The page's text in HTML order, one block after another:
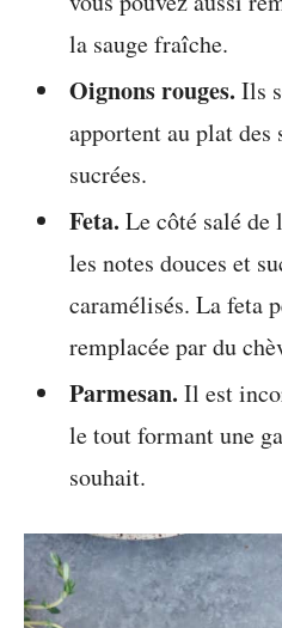
la sauge fraîche.
Oignons rouges. Ils
apportent au plat des
sucrées.
Feta. Le côté salé de
les notes douces et
caramélisés. La feta
remplacée par du
Parmesan. Il est
le tout formant une
souhait.